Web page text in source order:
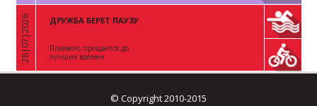
«
28|07|2026 ДРУЖБА БЕРЕТ ПАУЗУ
Плаввело прощается до
лучших времен
© Copyright 2010-2015